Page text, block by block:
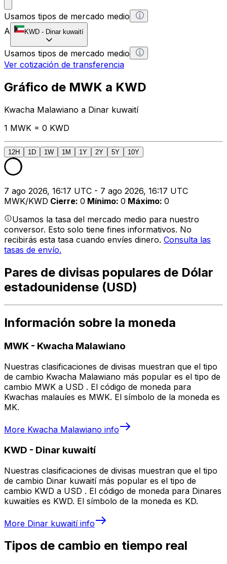
Usamos tipos de mercado medio
A
KWD - Dinar kuwaití
Usamos tipos de mercado medio
Ver cotización de transferencia
Gráfico de MWK a KWD
Kwacha Malawiano a Dinar kuwaití
1 MWK = 0 KWD
12H 1D 1W 1M 1Y 2Y 5Y 10Y
7 ago 2026, 16:17 UTC - 7 ago 2026, 16:17 UTC
MWK/KWD Cierre: 0 Mínimo: 0 Máximo: 0
Usamos la tasa del mercado medio para nuestro
conversor. Esto solo tiene fines informativos. No
recibirás esta tasa cuando envíes dinero. Consulta las
tasas de envío.
Pares de divisas populares de Dólar
estadounidense (USD)
Información sobre la moneda
MWK - Kwacha Malawiano
Nuestras clasificaciones de divisas muestran que el tipo
de cambio Kwacha Malawiano más popular es el tipo de
cambio MWK a USD . El código de moneda para
Kwachas malauíes es MWK. El símbolo de la moneda es
MK.
More Kwacha Malawiano info
KWD - Dinar kuwaití
Nuestras clasificaciones de divisas muestran que el tipo
de cambio Dinar kuwaití más popular es el tipo de
cambio KWD a USD . El código de moneda para Dinares
kuwaitíes es KWD. El símbolo de la moneda es KD.
More Dinar kuwaitíinfo
Tipos de cambio en tiempo real